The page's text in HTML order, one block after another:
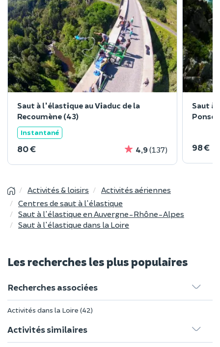
Saut à l'élastique au Viaduc de la
Recoumène (43)
Instantané
80 € 4,9(137)
Saut à
98 €
Activités & loisirs
Activités aériennes
Centres de saut à l'élastique
Saut à l'élastique en Auvergne-Rhône-Alpes
Saut à l'élastique dans la Loire
Les recherches les plus populaires
Recherches associées
Activités dans la Loire (42)
Activités similaires